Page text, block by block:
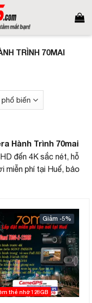
TRÌNH 70MAI
Hành Trình 70mai
đến 4K sắc nét, hỗ
miễn phí tại Huế, bảo
-5%
thẻ nhớ 128GB